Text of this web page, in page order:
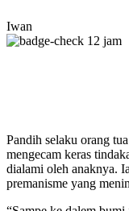
Iwan
12 jam
Pandih selaku orang
mengecam keras
dialami oleh anaknya.
premanisme yang